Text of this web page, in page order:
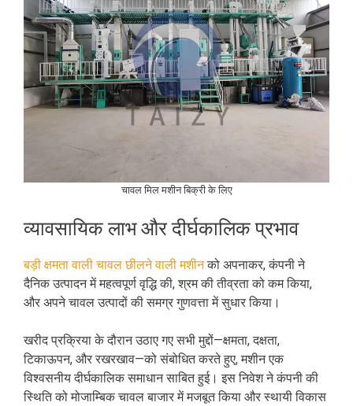
चावल मिल मशीन बिक्री के लिए
व्यावसायिक लाभ और दीर्घकालिक प्रभाव
बड़ी क्षमता वाली चावल छीलने वाली मशीनको अपनाकर, कंपनी ने
दैनिक उत्पादन में महत्वपूर्ण वृद्धि की, श्रम की तीव्रता को कम किया,
और अपने चावल उत्पादों की समग्र गुणवत्ता में सुधार किया।
खरीद प्रक्रिया के दौरान उठाए गए सभी मुद्दों—क्षमता, दक्षता,
टिकाऊपन, और रखरखाव—को संबोधित करते हुए, मशीन एक
विश्वसनीय दीर्घकालिक समाधान साबित हुई। इस निवेश ने कंपनी की
स्थिति को मोजाम्बिक चावल बाजार में मजबूत किया और स्थायी विकास